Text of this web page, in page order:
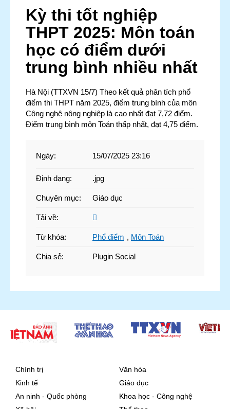
Kỳ thi tốt nghiệp
THPT 2025: Môn toán
học có điểm dưới
trung bình nhiều nhất
Hà Nội (TTXVN 15/7) Theo kết quả phân tích phổ
điểm thi THPT năm 2025, điểm trung bình của môn
Công nghệ nông nghiệp là cao nhất đạt 7,72 điểm.
Điểm trung bình môn Toán thấp nhất, đạt 4,75 điểm.
Ngày: 15/07/2025 23:16
Định dạng: .jpg
Chuyên mục: Giáo dục
Tải về:
Từ khóa: Phổ điểm , Môn Toán
Chia sẻ: Plugin Social
Chính trị
Kinh tế
An ninh - Quốc phòng
Văn hóa
Giáo dục
Khoa học - Công nghệ